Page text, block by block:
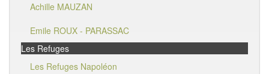
Achille MAUZAN
Emile ROUX - PARASSAC
Les Refuges
Les Refuges Napoléon